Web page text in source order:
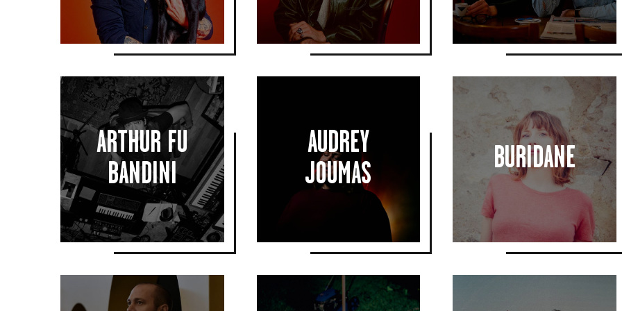
ARTHUR FU
BANDINI
ARTHUR FU
BANDINI
AUDREY
JOUMAS
AUDREY
JOUMAS
BURIDANE
BURIDANE